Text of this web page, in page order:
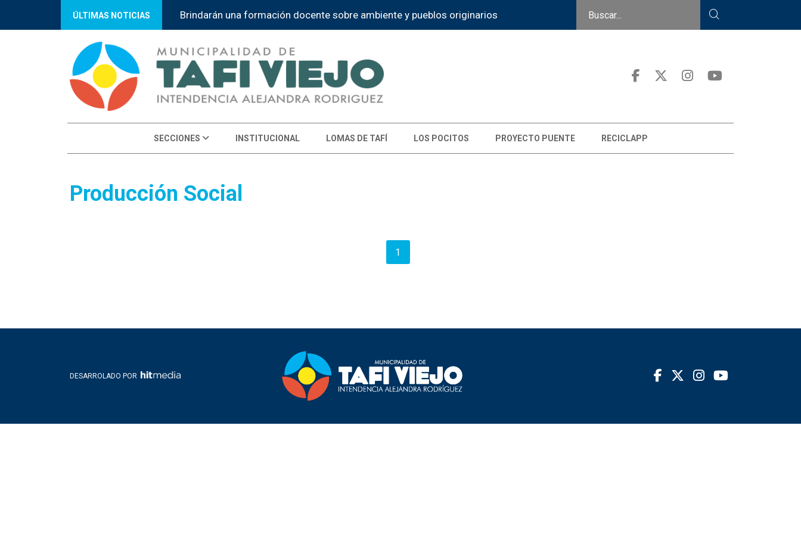
ÚLTIMAS NOTICIAS Brindarán una formación docente sobre ambiente y pueblos originarios
SECCIONES INSTITUCIONAL LOMAS DE TAFÍ LOS POCITOS PROYECTO PUENTE RECICLAPP
Producción Social
1
DESARROLADO POR